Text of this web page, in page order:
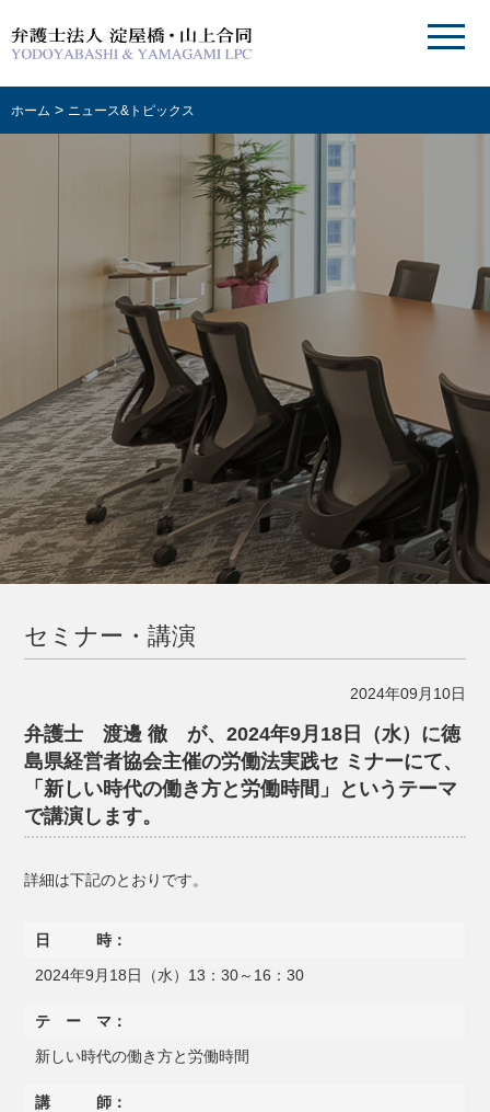
ホーム > ニュース&トピックス
セミナー・講演
2024年09月10日
弁護士 渡邊 徹 が、2024年9月18日（水）に徳
島県経営者協会主催の労働法実践セ ミナーにて、
「新しい時代の働き方と労働時間」というテーマ
で講演します。
詳細は下記のとおりです。
日 時：
2024年9月18日（水）13：30～16：30
テ ー マ：
新しい時代の働き方と労働時間
講 師：